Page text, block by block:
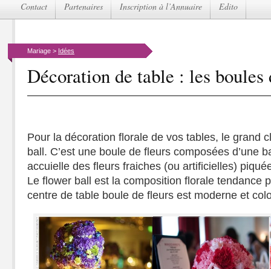
Contact Partenaires Inscription à l’Annuaire Edito
Mariage > Idées
Décoration de table : les boules
Pour la décoration florale de vos tables, le grand
ball. C’est une boule de fleurs composées d’une
accuielle des fleurs fraiches (ou artificielles)
Le flower ball est la composition florale tendance
centre de table boule de fleurs est moderne et